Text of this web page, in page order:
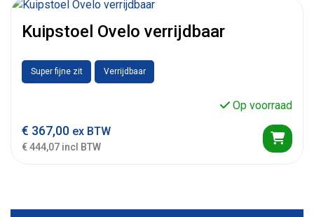
Kuipstoel Ovelo verrijdbaar
Super fijne zit Verrijdbaar
Op voorraad
€ 367,00 ex BTW
€ 444,07 incl BTW